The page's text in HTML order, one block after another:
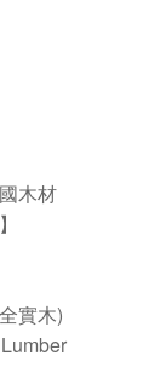
木材
實木)